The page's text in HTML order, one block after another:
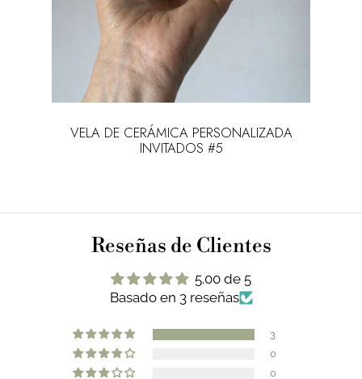
VELA DE CERÁMICA PERSONALIZADA
INVITADOS #5
Reseñas de Clientes
5.00 de 5
Basado en 3 reseñas
3
0
0